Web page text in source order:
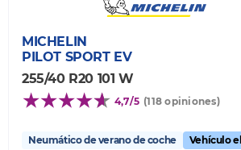
MICHELIN
PILOT SPORT EV
255/40 R20 101 W
4,7/5 (118 opiniones)
Neumático de verano de coche Vehículo